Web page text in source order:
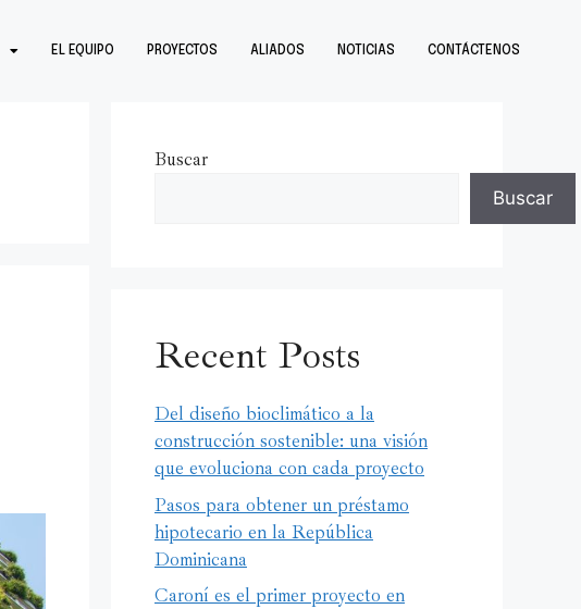
EL EQUIPO PROYECTOS ALIADOS NOTICIAS CONTÁCTENOS
Buscar
Buscar
Recent Posts
Del diseño bioclimático a la
construcción sostenible: una visión
que evoluciona con cada proyecto
Pasos para obtener un préstamo
hipotecario en la República
Dominicana
Caroní es el primer proyecto en